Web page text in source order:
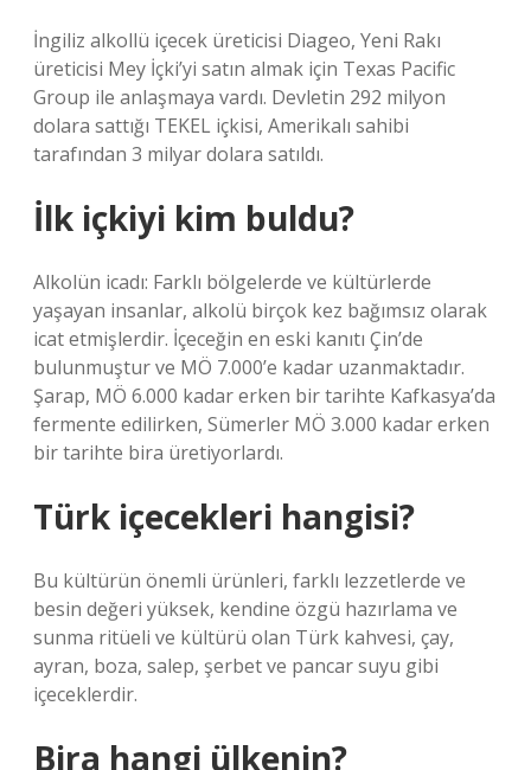
İngiliz alkollü içecek üreticisi Diageo, Yeni Rakı
üreticisi Mey İçki’yi satın almak için Texas Pacific
Group ile anlaşmaya vardı. Devletin 292 milyon
dolara sattığı TEKEL içkisi, Amerikalı sahibi
tarafından 3 milyar dolara satıldı.
İlk içkiyi kim buldu?
Alkolün icadı: Farklı bölgelerde ve kültürlerde
yaşayan insanlar, alkolü birçok kez bağımsız olarak
icat etmişlerdir. İçeceğin en eski kanıtı Çin’de
bulunmuştur ve MÖ 7.000’e kadar uzanmaktadır.
Şarap, MÖ 6.000 kadar erken bir tarihte Kafkasya’da
fermente edilirken, Sümerler MÖ 3.000 kadar erken
bir tarihte bira üretiyorlardı.
Türk içecekleri hangisi?
Bu kültürün önemli ürünleri, farklı lezzetlerde ve
besin değeri yüksek, kendine özgü hazırlama ve
sunma ritüeli ve kültürü olan Türk kahvesi, çay,
ayran, boza, salep, şerbet ve pancar suyu gibi
içeceklerdir.
Bira hangi ülkenin?